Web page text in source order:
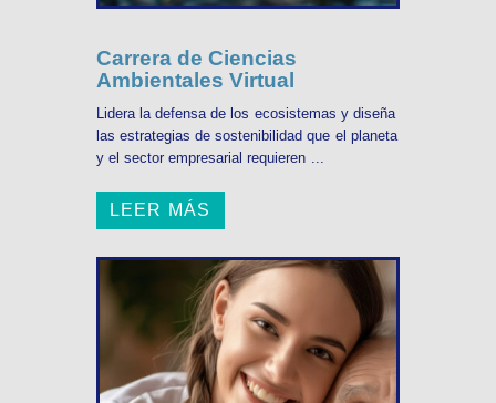
Carrera de Ciencias
Ambientales Virtual
Lidera la defensa de los ecosistemas y diseña
las estrategias de sostenibilidad que el planeta
y el sector empresarial requieren ...
LEER MÁS